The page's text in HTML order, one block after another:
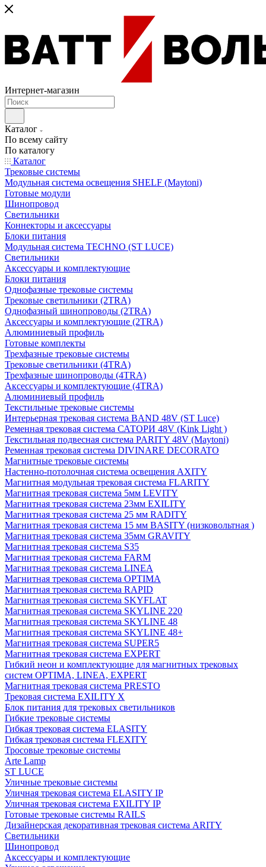
Интернет-магазин
Каталог
По всему сайту
По каталогу
Каталог
Трековые системы
Модульная система освещения SHELF (Maytoni)
Готовые модули
Шинопровод
Светильники
Коннекторы и аксессуары
Блоки питания
Модульная система TECHNO (ST LUCE)
Светильники
Аксессуары и комплектующие
Блоки питания
Однофазные трековые системы
Трековые светильники (2TRA)
Однофазный шинопроводы (2TRA)
Аксессуары и комплектующие (2TRA)
Алюминиевый профиль
Готовые комплекты
Трехфазные трековые системы
Трековые светильники (4TRA)
Трехфазные шинопроводы (4TRA)
Аксессуары и комплектующие (4TRA)
Алюминиевый профиль
Текстильные трековые системы
Интерьерная трековая система BAND 48V (ST Luce)
Ременная трековая система САТОРИ 48V (Kink Light )
Текстильная подвесная система PARITY 48V (Maytoni)
Ременная трековая система DIVINARE DECORATO
Магнитные трековые системы
Настенно-потолочная система освещения AXITY
Магнитная модульная трековая система FLARITY
Магнитная трековая система 5мм LEVITY
Магнитная трековая система 23мм EXILITY
Магнитная трековая система 25 мм RADITY
Магнитная трековая система 15 мм BASITY (низковольтная )
Магнитная трековая система 35мм GRAVITY
Магнитная трековая система S35
Магнитная трековая система FARM
Магнитная трековая система LINEA
Магнитная трековая система OPTIMA
Магнитная трековая система RAPID
Магнитная трековая система SKYFLAT
Магнитная трековая система SKYLINE 220
Магнитная трековая система SKYLINE 48
Магнитная трековая система SKYLINE 48+
Магнитная трековая система SUPER5
Магнитная трековая система EXPERT
Гибкий неон и комплектующие для магнитных трековых
систем OPTIMA, LINEA, EXPERT
Магнитная трековая система PRESTO
Трековая система EXILITY X
Блок питания для трековых светильников
Гибкие трековые системы
Гибкая трековая система ELASITY
Гибкая трековая система FLEXITY
Тросовые трековые системы
Arte Lamp
ST LUCE
Уличные трековые системы
Уличная трековая система ELASITY IP
Уличная трековая система EXILITY IP
Готовые трековые системы RAILS
Дизайнерская декоративная трековая система ARITY
Светильники
Шинопровод
Аксессуары и комплектующие